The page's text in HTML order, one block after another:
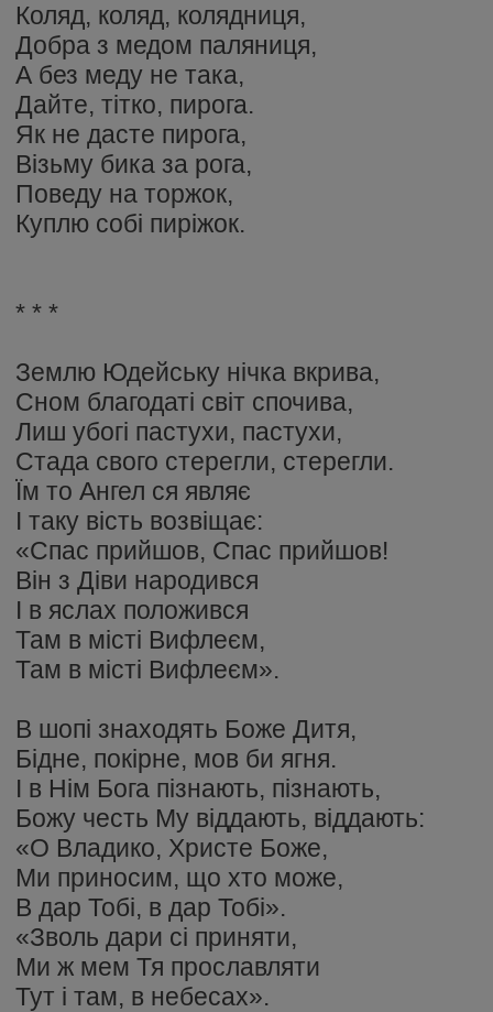
Коляд, коляд, колядниця,
Добра з медом паляниця,
А без меду не така,
Дайте, тітко, пирога.
Як не дасте пирога,
Візьму бика за рога,
Поведу на торжок,
Куплю собі пиріжок.
* * *
Землю Юдейську нічка вкрива,
Сном благодаті світ спочива,
Лиш убогі пастухи, пастухи,
Стада свого стерегли, стерегли.
Їм то Ангел ся являє
І таку вість возвіщає:
«Спас прийшов, Спас прийшов!
Він з Діви народився
І в яслах положився
Там в місті Вифлеєм,
Там в місті Вифлеєм».
В шопі знаходять Боже Дитя,
Бідне, покірне, мов би ягня.
І в Нім Бога пізнають, пізнають,
Божу честь Му віддають, віддають:
«О Владико, Христе Боже,
Ми приносим, що хто може,
В дар Тобі, в дар Тобі».
«Зволь дари сі приняти,
Ми ж мем Тя прославляти
Тут і там, в небесах».